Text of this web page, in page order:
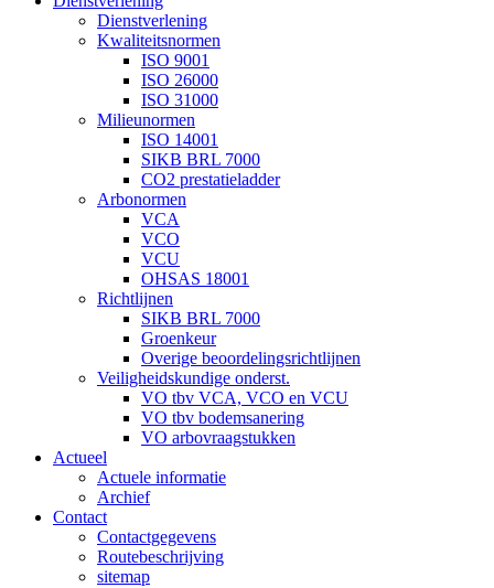
Dienstverlening
Kwaliteitsnormen
ISO 9001
ISO 26000
ISO 31000
Milieunormen
ISO 14001
SIKB BRL 7000
CO2 prestatieladder
Arbonormen
VCA
VCO
VCU
OHSAS 18001
Richtlijnen
SIKB BRL 7000
Groenkeur
Overige beoordelingsrichtlijnen
Veiligheidskundige onderst.
VO tbv VCA, VCO en VCU
VO tbv bodemsanering
VO arbovraagstukken
Actueel
Actuele informatie
Archief
Contact
Contactgegevens
Routebeschrijving
sitemap